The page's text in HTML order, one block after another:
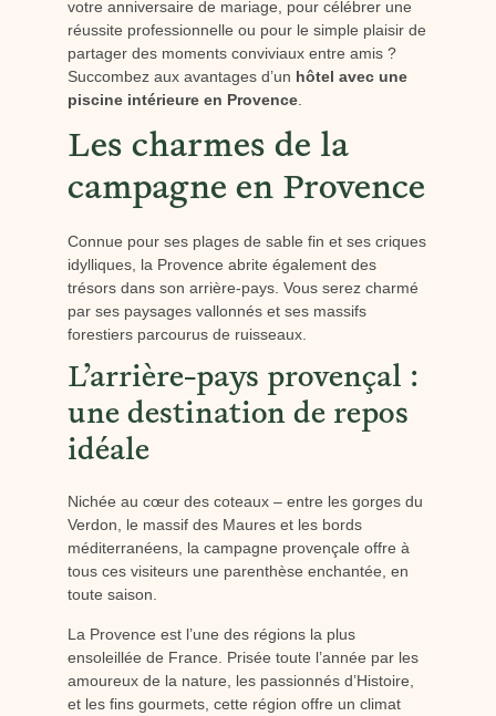
votre anniversaire de mariage, pour célébrer une
réussite professionnelle ou pour le simple plaisir de
partager des moments conviviaux entre amis ?
Succombez aux avantages d’un hôtel avec une
piscine intérieure en Provence.
Les charmes de la
campagne en Provence
Connue pour ses plages de sable fin et ses criques
idylliques, la Provence abrite également des
trésors dans son arrière-pays. Vous serez charmé
par ses paysages vallonnés et ses massifs
forestiers parcourus de ruisseaux.
L’arrière-pays provençal :
une destination de repos
idéale
Nichée au cœur des coteaux – entre les gorges du
Verdon, le massif des Maures et les bords
méditerranéens, la campagne provençale offre à
tous ces visiteurs une parenthèse enchantée, en
toute saison.
La Provence est l’une des régions la plus
ensoleillée de France. Prisée toute l’année par les
amoureux de la nature, les passionnés d’Histoire,
et les fins gourmets, cette région offre un climat